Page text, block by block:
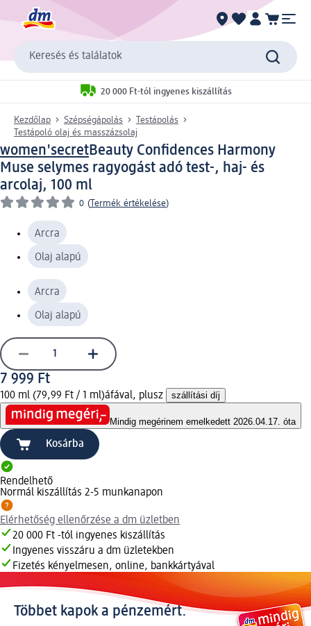
Keresés és találatok
20 000 Ft-tól ingyenes kiszállítás
Kezdőlap Szépségápolás
Testápolás
Testápoló olaj és masszázsolaj
women'secretBeauty Confidences Harmony
Muse selymes ragyogást adó test-, haj- és
arcolaj, 100 ml
0 (Termék értékelése)
Arcra
Olaj alapú
Arcra
Olaj alapú
7 999 Ft
100 ml (79,99 Ft / 1 ml)áfával, plusz szállítási díj
Mindig megérinem emelkedett 2026.04.17. óta
Kosárba
Rendelhető
Normál kiszállítás 2-5 munkanapon
Elérhetőség ellenőrzése a dm üzletben
20 000 Ft -tól ingyenes kiszállítás
Ingyenes visszáru a dm üzletekben
Fizetés kényelmesen, online, bankkártyával
Többet kapok a pénzemért.